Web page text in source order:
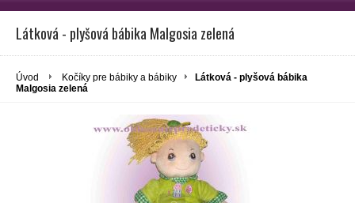
Látková - plyšová bábika Malgosia zelená
Úvod Kočíky pre bábiky a bábiky
Látková - plyšová bábika
Malgosia zelená